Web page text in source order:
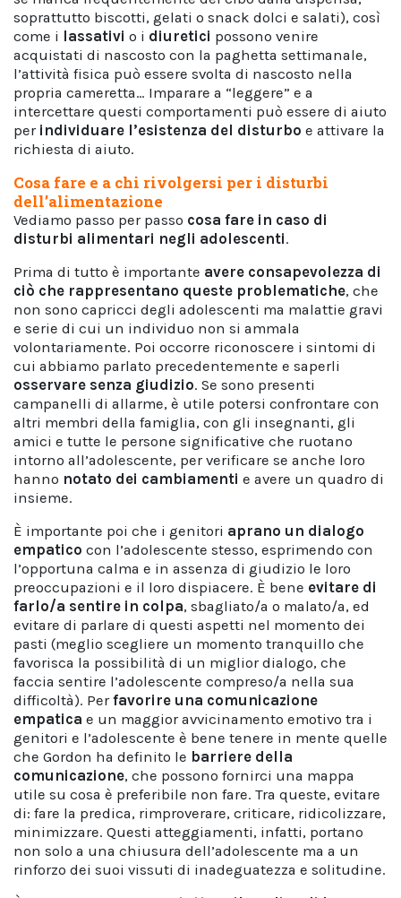
soprattutto biscotti, gelati o snack dolci e salati), così
come i
lassativi o i diuretici possono venire
acquistati di nascosto con la paghetta settimanale,
l’attività fisica può essere svolta di nascosto nella
propria cameretta… Imparare a “leggere” e a
intercettare questi comportamenti può essere di aiuto
per individuare l’esistenza del disturbo e attivare la
richiesta di aiuto.
Cosa fare e a chi rivolgersi per i disturbi
dell’alimentazione
Vediamo passo per passo cosa fare in caso di
disturbi alimentari negli adolescenti.
Prima di tutto è importante avere consapevolezza di
ciò che rappresentano queste problematiche, che
non sono capricci degli adolescenti ma malattie gravi
e serie di cui un individuo non si ammala
volontariamente. Poi occorre riconoscere i sintomi di
cui abbiamo parlato precedentemente e saperli
osservare senza giudizio. Se sono presenti
campanelli di allarme, è utile potersi confrontare con
altri membri della famiglia, con gli insegnanti, gli
amici e tutte le persone significative che ruotano
intorno all’adolescente, per verificare se anche loro
hanno notato dei cambiamenti e avere un quadro di
insieme.
È importante poi che i genitori aprano un dialogo
empatico con l’adolescente stesso, esprimendo con
l’opportuna calma e in assenza di giudizio le loro
preoccupazioni e il loro dispiacere. È bene evitare di
farlo/a sentire in colpa, sbagliato/a o malato/a, ed
evitare di parlare di questi aspetti nel momento dei
pasti (meglio scegliere un momento tranquillo che
favorisca la possibilità di un miglior dialogo, che
faccia sentire l’adolescente compreso/a nella sua
difficoltà). Perfavorire una comunicazione
empatica e un maggior avvicinamento emotivo tra i
genitori e l’adolescente è bene tenere in mente quelle
che Gordon ha definito le barriere della
comunicazione, che possono fornirci una mappa
utile su cosa è preferibile non fare. Tra queste, evitare
di: fare la predica, rimproverare, criticare, ridicolizzare,
minimizzare. Questi atteggiamenti, infatti, portano
non solo a una chiusura dell’adolescente ma a un
rinforzo dei suoi vissuti di inadeguatezza e solitudine.